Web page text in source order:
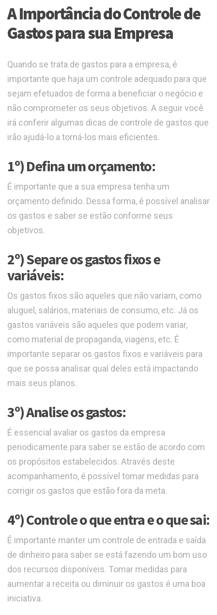
A Importância do Controle de
Gastos para sua Empresa
Quando se trata de gastos para a empresa, é
importante que haja um controle adequado para que
sejam efetuados de forma a beneficiar o negócio e
não comprometer os seus objetivos. A seguir você
irá conferir algumas dicas de controle de gastos que
irão ajudá-lo a torná-los mais eficientes.
1º) Defina um orçamento:
É importante que a sua empresa tenha um
orçamento definido. Dessa forma, é possível analisar
os gastos e saber se estão conforme seus
objetivos.
2º) Separe os gastos fixos e
variáveis:
Os gastos fixos são aqueles que não variam, como
aluguel, salários, materiais de consumo, etc. Já os
gastos variáveis são aqueles que podem variar,
como material de propaganda, viagens, etc. É
importante separar os gastos fixos e variáveis para
que se possa analisar qual deles está impactando
mais seus planos.
3º) Analise os gastos:
É essencial avaliar os gastos da empresa
periodicamente para saber se estão de acordo com
os propósitos estabelecidos. Através deste
acompanhamento, é possível tomar medidas para
corrigir os gastos que estão fora da meta.
4º) Controle o que entra e o que sai:
É importante manter um controle de entrada e saída
de dinheiro para saber se está fazendo um bom uso
dos recursos disponíveis. Tomar medidas para
aumentar a receita ou diminuir os gastos é uma boa
iniciativa.